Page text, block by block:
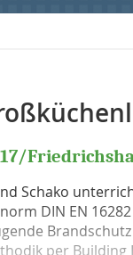
Schako
DIN EN
per